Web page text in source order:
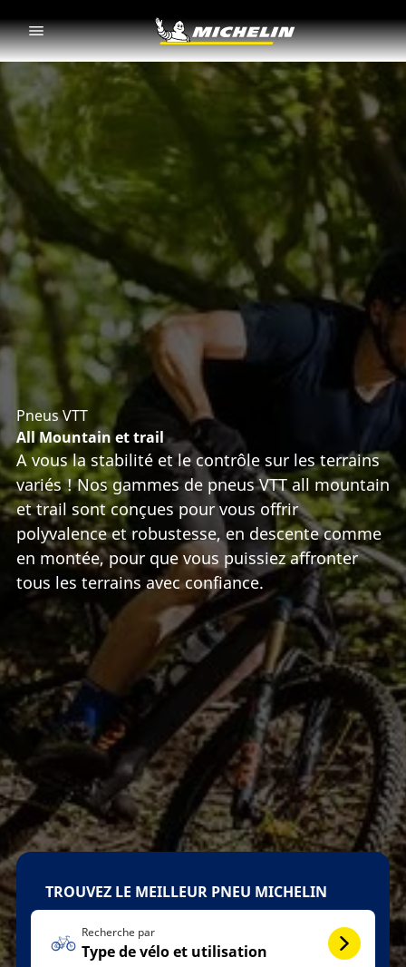
Pneus VTT
All Mountain et trail
A vous la stabilité et le contrôle sur les terrains
variés ! Nos gammes de pneus VTT all mountain
et trail sont conçues pour vous offrir
polyvalence et robustesse, en descente comme
en montée, pour que vous puissiez affronter
tous les terrains avec confiance.
TROUVEZ LE MEILLEUR PNEU MICHELIN
Recherche par
Type de vélo et utilisation